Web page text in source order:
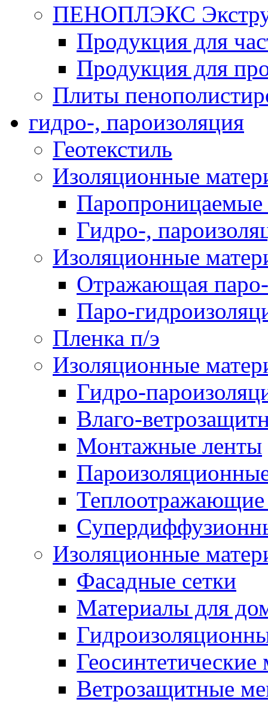
ПЕНОПЛЭКС
Продукция для
Продукция для
Плиты
гидро-, пароизоляция
Геотекстиль
Изоляционные
Гидро-,
Изоляционные
Отражающая
Паро-
Пленка п/э
Изоляционные
Гидро-
Влаго-
Монтажные ленты
Теплоотражающие
Изоляционные
Фасадные сетки
Материалы для
Геосинтетические
Ветрозащитные